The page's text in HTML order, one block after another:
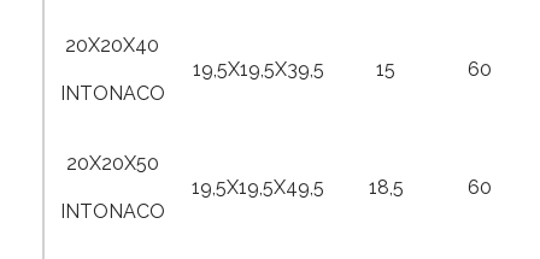
20X20X40
INTONACO
19,5X19,5X39,5 15 60
20X20X50
INTONACO
19,5X19,5X49,5 18,5 60